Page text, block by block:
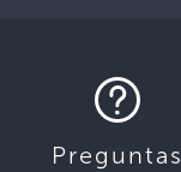
Preguntas